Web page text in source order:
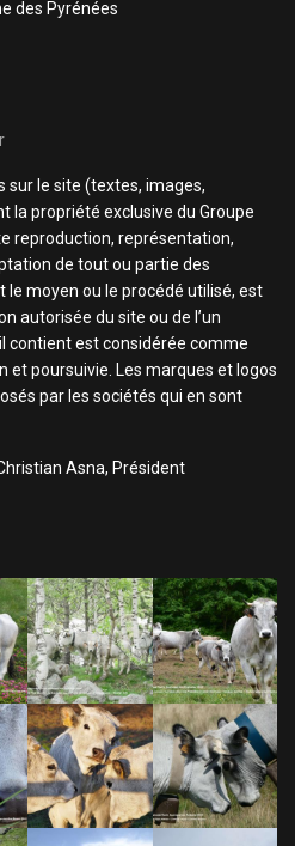
des Pyrénées
sur le site (textes, images,
la propriété exclusive du Groupe
reproduction, représentation,
de tout ou partie des
le moyen ou le procédé utilisé, est
autorisée du site ou de l’un
contient est considérée comme
et poursuivie. Les marques et logos
par les sociétés qui en sont
Asna, Président